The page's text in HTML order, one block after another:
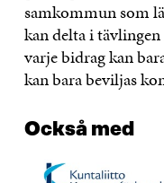
samkommun som
kan delta i
varje bidrag kan
kan bara beviljas
Också med